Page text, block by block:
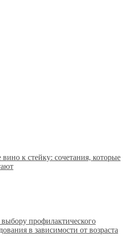
к стейку: сочетания, которые
профилактического
в зависимости от возраста